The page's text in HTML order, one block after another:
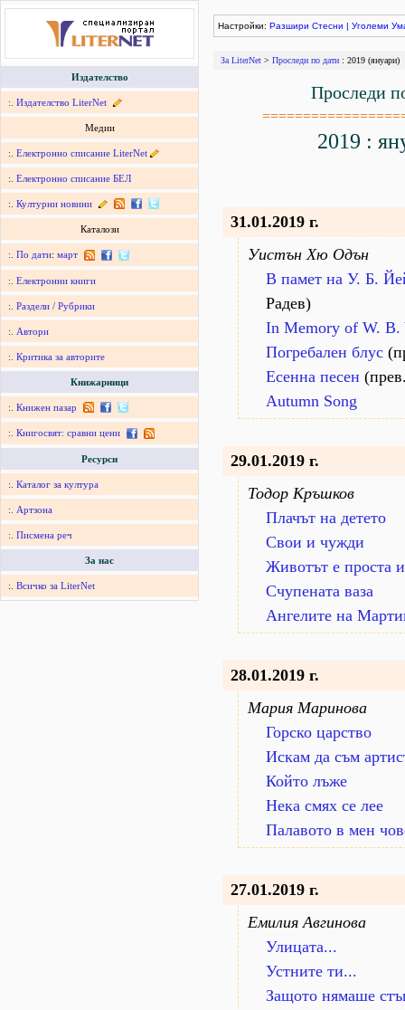
Издателство
:. Издателство LiterNet
Медии
:. Електронно списание LiterNet
:. Електронно списание БЕЛ
:. Културни новини
Каталози
:. По дати: март
:. Електронни книги
:. Раздели / Рубрики
:. Автори
:. Критика за авторите
Книжарници
:. Книжен пазар
:. Книгосвят: сравни цени
Ресурси
:. Каталог за култура
:. Артзона
:. Писмена реч
За нас
:. Всичко за LiterNet
Настройки: Разшири Стесни | Уголеми
За LiterNet > Проследи по дати : 2019 (януари)
Проследи
2019 :
31.01.2019 г.
Уистън Хю Одън
В памет на У. Б.
Радев)
In Memory of W. B.
Погребален блус
Есенна песен
Autumn Song
29.01.2019 г.
Тодор Кръшков
Плачът на детето
Свои и чужди
Животът е проста
Счупената ваза
Ангелите на
28.01.2019 г.
Мария Маринова
Горско царство
Искам да съм
Който лъже
Нека смях се лее
Палавото в мен
27.01.2019 г.
Емилия Авгинова
Улицата...
Устните ти...
Защото нямаше